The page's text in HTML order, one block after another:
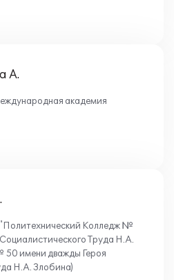
А.
академия
Колледж №
Труда Н.А.
имени дважды Героя
Н.А. Злобина)